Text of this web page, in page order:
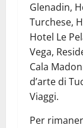
Glenadin,
Turchese,
Hotel Le
Vega,
Cala
d’arte di
Viaggi.
Per